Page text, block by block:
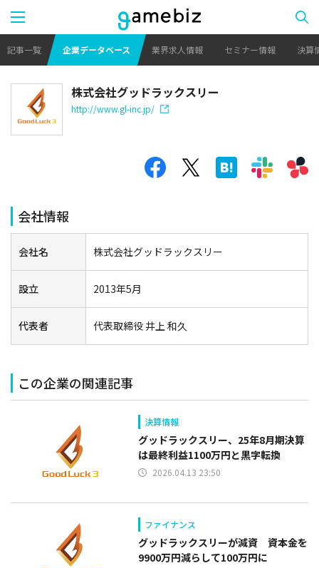
記事一覧 企業データベース 業界求人情報 セミナー情報 決算
株式会社グッドラックスリー
http://www.gl-inc.jp/
会社情報
会社名 株式会社グッドラックスリー
設立 2013年5月
代表者 代表取締役 井上 和久
この企業の関連記事
決算情報
グッドラックスリー、25年8月期決算
は最終利益1100万円と黒字転換
2026.04.13 23:50
ファイナンス
グッドラックスリーが減資 資本金を
9900万円減らして100万円に